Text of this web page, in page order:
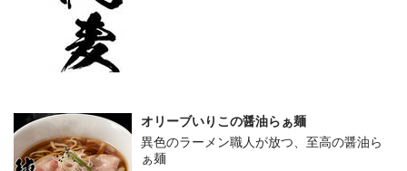
オリーブいりこの醤油らぁ麺
異色のラーメン職人が放つ、至高の醤油ら
ぁ麺